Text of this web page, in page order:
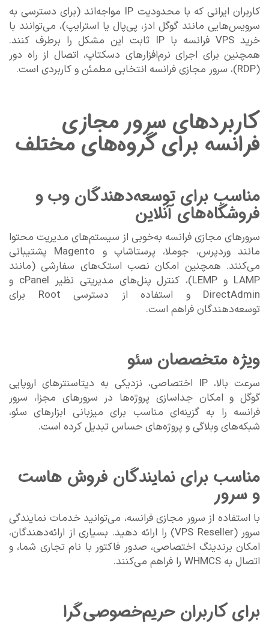
کاربران ایرانی که با محدودیت IP مواجه‌اند (برای دسترسی به
سرویس‌هایی مانند گوگل ادز، پی‌پال یا استرایپ)، می‌توانند با
خرید VPS فرانسه با IP ثابت این مشکل را برطرف کنند.
همچنین برای اجرای نرم‌افزارهای دسکتاپ، اتصال از راه دور
(RDP)، سرور مجازی فرانسه انتخابی مطمئن و کاربردی است.
کاربردهای سرور مجازی
فرانسه برای گروه‌های مختلف
مناسب برای توسعه‌دهندگان وب و
فروشگاه‌های آنلاین
سرورهای مجازی فرانسه به‌خوبی از سیستم‌های مدیریت محتوا
مانند وردپرس، جوملا، پرستاشاپ و Magento پشتیبانی
می‌کنند. همچنین امکان نصب استک‌های سفارشی (مانند
LAMP و LEMP)، کنترل پنل‌های مدیریتی نظیر cPanel و
DirectAdmin و استفاده از دسترسی Root برای
توسعه‌دهندگان فراهم است.
ویژه متخصصان سئو
سرعت بالا، IP اختصاصی، نزدیکی به دیتاسنترهای اروپایی
گوگل و امکان جداسازی پروژه‌ها در سرورهای مجزا، سرور
فرانسه را به گزینه‌ای مناسب برای میزبانی ابزارهای سئو،
شبکه‌های وبلاگی و پروژه‌های حساس تبدیل کرده است.
مناسب برای نمایندگان فروش هاست
و سرور
با استفاده از سرور مجازی فرانسه، می‌توانید خدمات نمایندگی
سرور (VPS Reseller) را ارائه دهید. بسیاری از ارائه‌دهندگان،
امکان برندینگ اختصاصی، صدور فاکتور با نام تجاری شما، و
اتصال به WHMCS را فراهم می‌کنند.
برای کاربران حریم‌خصوصی‌گرا